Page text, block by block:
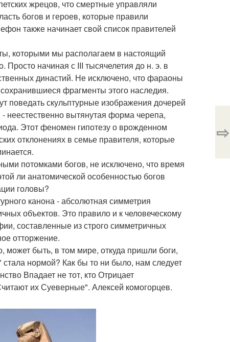
жрецов, что смертные управляли
богов и героев, которые правили
также начинает свой список правителей
которыми мы располагаем в настоящий
Просто начиная с III тысячелетия до н. э. в
династий. Не исключено, что фараоны
фрагменты этого наследия.
поведать скульптурные изображения дочерей
неестественно вытянутая форма черепа,
Этот феномен гипотезу о врожденном
отклонениях в семье правителя, которые
потомками богов, не исключено, что время
ли анатомической особенностью богов
головы?
канона - абсолютная симметрия
объектов. Это правило и к человеческому
составленные из строго симметричных
отторжение.
может быть, в том мире, откуда пришли боги,
нормой? Как бы то ни было, нам следует
Впадает не тот, кто Отрицает
их Суеверные". Алексей комогорцев.
⇨